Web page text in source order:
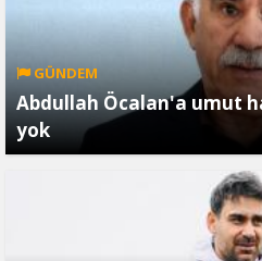
GÜNDEM
Abdullah Öcalan'a umut
yok